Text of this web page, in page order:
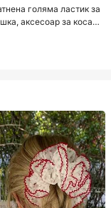
голяма ластик за
аксесоар за коса,
за коса,
ластик за красота,
аксесоари,